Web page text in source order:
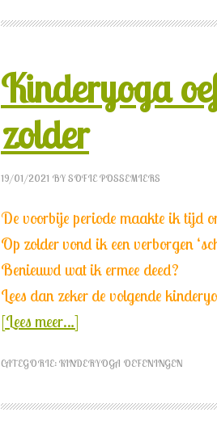
Kinderyoga
zolder
19/01/2021 BY SOFIE POSSEMIERS
De voorbije periode maakte ik tijd
Op zolder vond ik een verborgen
Benieuwd wat ik ermee deed?
Lees dan zeker de volgende
[Lees meer…]
CATEGORIE: KINDERYOGA OEFENINGEN